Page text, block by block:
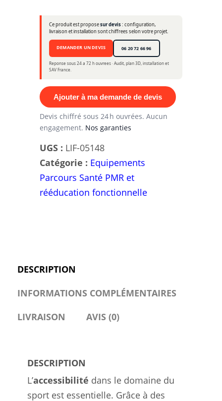
Ce produit est proposesur devis: configuration,
livraison et installation sont chiffrees selon votre projet.
DEMANDER UN DEVIS 06 20 72 66 96
Reponse sous 24 a 72 h ouvrees · Audit, plan 3D, installation et
SAV France.
Ajouter à ma demande de devis
Devis chiffré sous 24 h ouvrées. Aucun
engagement. Nos garanties
UGS : LIF-05148
Catégorie : Equipements
Parcours Santé PMR et
rééducation fonctionnelle
DESCRIPTION
INFORMATIONS COMPLÉMENTAIRES
LIVRAISON
AVIS (0)
DESCRIPTION
L’accessibilité dans le domaine du
sport est essentielle. Grâce à des